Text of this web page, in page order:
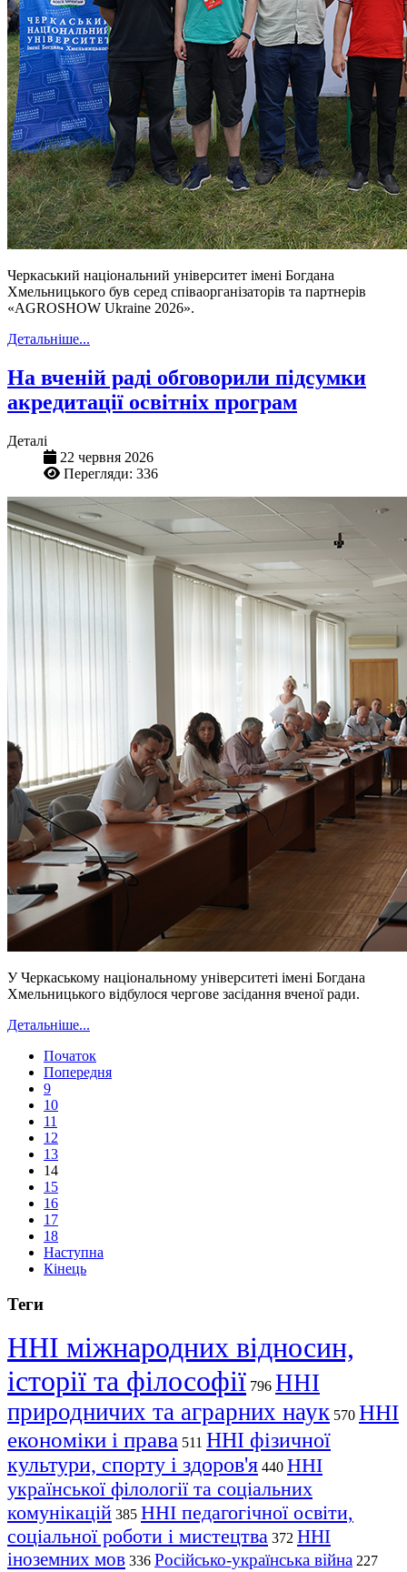
Черкаський національний університет імені Богдана
Хмельницького був серед співаорганізаторів та партнерів
«AGROSHOW Ukraine 2026».
Детальніше...
На вченій раді обговорили підсумки
акредитації освітніх програм
Деталі
22 червня 2026
Перегляди: 336
У Черкаському національному університеті імені Богдана
Хмельницького відбулося чергове засідання вченої ради.
Детальніше...
Початок
Попередня
9
10
11
12
13
14
15
16
17
18
Наступна
Кінець
Теги
ННІ міжнародних відносин,
історії та філософії 796 ННІ
природничих та аграрних наук 570 ННІ
економіки і права 511 ННІ фізичної
культури, спорту і здоров'я 440 ННІ
української філології та соціальних
комунікацій 385 ННІ педагогічної освіти,
соціальної роботи і мистецтва 372 ННІ
іноземних мов 336 Російсько-українська війна 227